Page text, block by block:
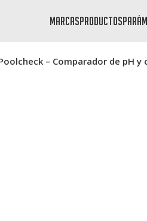
marcasproductos
– Comparador de pH y